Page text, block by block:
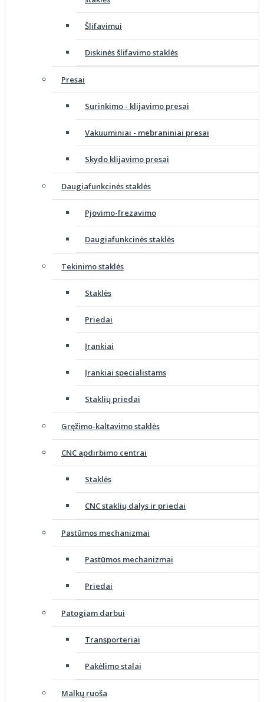
Šlifavimui
Diskinės šlifavimo staklės
Presai
Surinkimo - klijavimo presai
Vakuuminiai - mebraniniai presai
Skydo klijavimo presai
Daugiafunkcinės staklės
Pjovimo-frezavimo
Daugiafunkcinės staklės
Tekinimo staklės
Staklės
Priedai
Įrankiai
Įrankiai specialistams
Staklių priedai
Gręžimo-kaltavimo staklės
CNC apdirbimo centrai
Staklės
CNC staklių dalys ir priedai
Pastūmos mechanizmai
Pastūmos mechanizmai
Priedai
Patogiam darbui
Transporteriai
Pakėlimo stalai
Malkų ruoša